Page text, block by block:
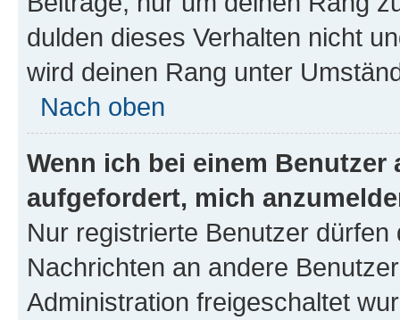
dulden dieses Verhalten nicht
wird deinen Rang unter
Nach oben
Wenn ich bei einem
aufgefordert, mich
Nur registrierte Benutzer
Nachrichten an andere
Administration freigeschaltet